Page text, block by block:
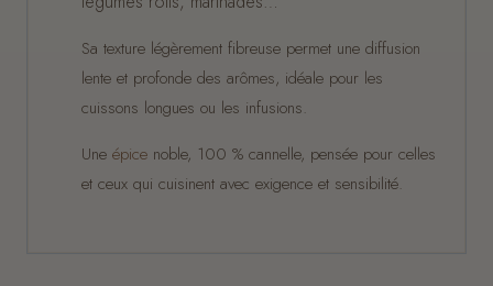
Sa texture légèrement fibreuse permet une diffusion
lente et profonde des arômes, idéale pour les
cuissons longues ou les infusions.
Une épice noble, 100 % cannelle, pensée pour celles
et ceux qui cuisinent avec exigence et sensibilité.